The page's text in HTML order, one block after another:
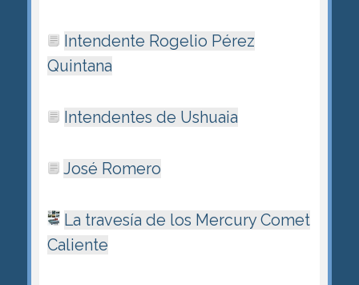
Intendente Rogelio Pérez
Quintana
Intendentes de Ushuaia
José Romero
La travesía de los Mercury Comet
Caliente